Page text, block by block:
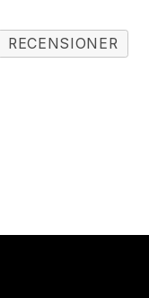
RECENSIONER